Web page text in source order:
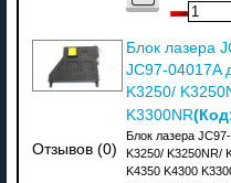
Отзывов (0)
Блок лазера
JC97-04017A
K3250/
K3300NR
Блок лазера
K3250/ K3250NR/
K4350 K4300